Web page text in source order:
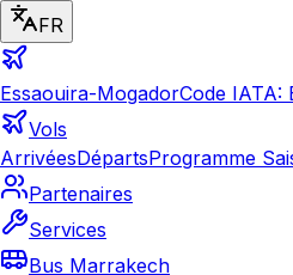
FR
Essaouira-MogadorCode IATA:
Vols
ArrivéesDépartsProgramme
Partenaires
Services
Bus Marrakech